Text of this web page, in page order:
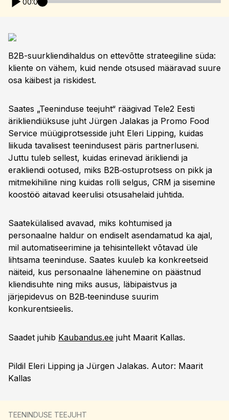
B2B-suurkliendihaldus on ettevõtte strateegiline süda:
kliente on vähem, kuid nende otsused määravad suure
osa käibest ja riskidest.
Saates „Teeninduse teejuht“ räägivad Tele2 Eesti
ärikliendiüksuse juht Jürgen Jalakas ja Promo Food
Service müügiprotsesside juht Eleri Lipping, kuidas
liikuda tavalisest teenindusest päris partnerluseni.
Juttu tuleb sellest, kuidas erinevad ärikliendi ja
erakliendi ootused, miks B2B‑ostuprotsess on pikk ja
mitmekihiline ning kuidas rolli selgus, CRM ja sisemine
koostöö aitavad keerulisi otsusahelaid juhtida.
Saatekülalised avavad, miks kohtumised ja
personaalne haldur on endiselt asendamatud ka ajal,
mil automatiseerimine ja tehisintellekt võtavad üle
lihtsama teeninduse. Saates kuuleb ka konkreetseid
näiteid, kus personaalne lähenemine on päästnud
kliendisuhte ning miks ausus, läbipaistvus ja
järjepidevus on B2B‑teeninduse suurim
konkurentsieelis.
Saadet juhib Kaubandus.ee juht Maarit Kallas.
Pildil Eleri Lipping ja Jürgen Jalakas. Autor: Maarit
Kallas
TEENINDUSE TEEJUHT